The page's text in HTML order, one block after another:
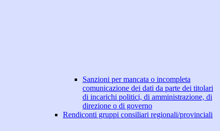
Sanzioni per mancata o incompleta
comunicazione dei dati da parte dei titolari
di incarichi politici, di amministrazione, di
direzione o di governo
Rendiconti gruppi consiliari regionali/provinciali